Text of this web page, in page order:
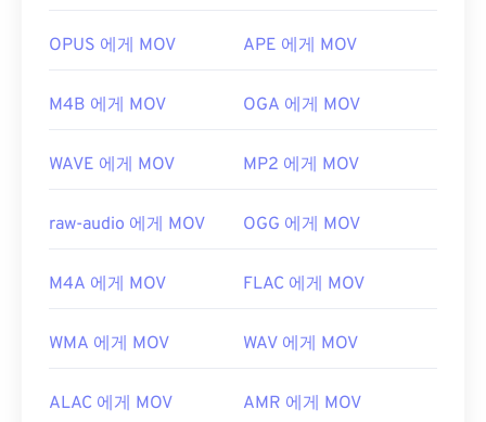
QuickTime에서 열리지 않습니다.
최초 출시:2001년
https://developer.apple.com/library/archive/
CH203-BBCGDDDF
OPUS 에게 MOV APE 에게 MOV
M4B 에게 MOV OGA 에게 MOV
WAVE 에게 MOV MP2 에게 MOV
raw-audio 에게 MOV OGG 에게 MOV
M4A 에게 MOV FLAC 에게 MOV
WMA 에게 MOV WAV 에게 MOV
ALAC 에게 MOV AMR 에게 MOV